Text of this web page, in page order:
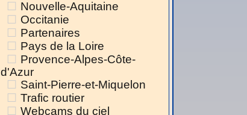
Nouvelle-Aquitaine
Occitanie
Partenaires
Pays de la Loire
Provence-Alpes-Côte-
d'Azur
Saint-Pierre-et-Miquelon
Trafic routier
Webcams du ciel